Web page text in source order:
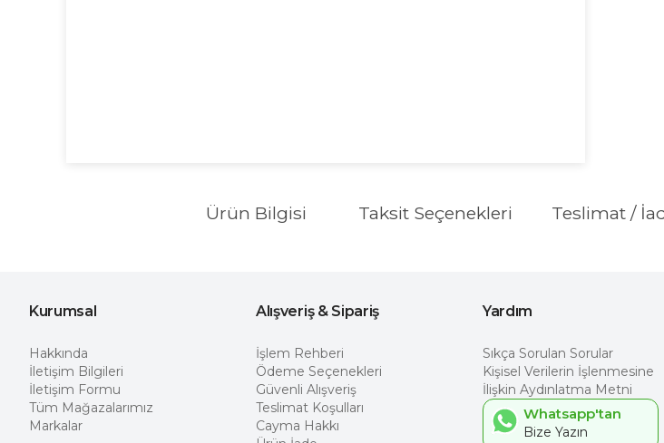
Ürün Bilgisi Taksit Seçenekleri Teslimat /
Kurumsal
Hakkında
İletişim Bilgileri
İletişim Formu
Tüm Mağazalarımız
Markalar
Alışveriş & Sipariş
İşlem Rehberi
Ödeme Seçenekleri
Güvenli Alışveriş
Teslimat Koşulları
Cayma Hakkı
Yardım
Sıkça Sorulan Sorular
Kişisel Verilerin İşlenmesine
İlişkin Aydınlatma Metni
Whatsapp'tan